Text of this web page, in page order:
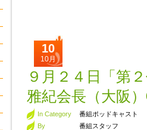
10
10月
９月２４日「第
雅紀会長（大阪
In Category
番組ポッドキャスト
By
番組スタッフ